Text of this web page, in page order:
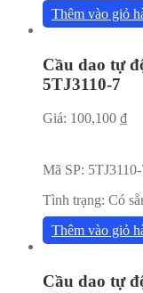
Thêm vào giỏ
Cầu dao tự
5TJ3110-7
Giá: 100,100 ₫
Mã SP:
Tình trạng: Có
Thêm vào giỏ
Cầu dao tự